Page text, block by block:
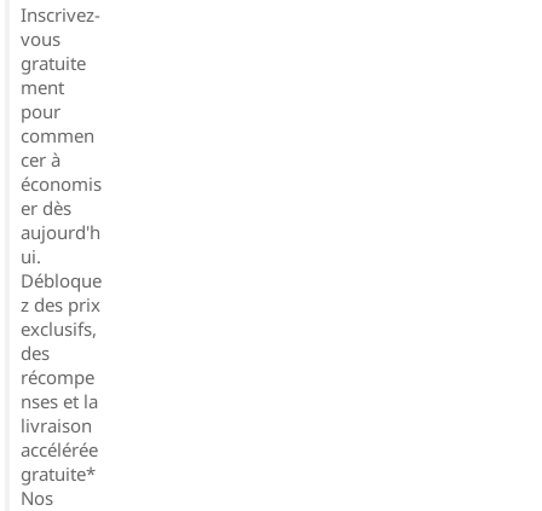
Inscrivez-
vous
gratuite
ment
pour
commen
cer à
économis
er dès
aujourd'h
ui.
Débloque
z des prix
exclusifs,
des
récompe
nses et la
livraison
accélérée
gratuite*
Nos